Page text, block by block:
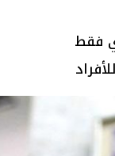
فقط